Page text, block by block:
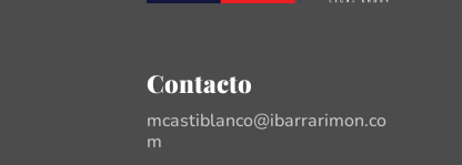
Contacto
mcastiblanco@ibarrarimon.co
m